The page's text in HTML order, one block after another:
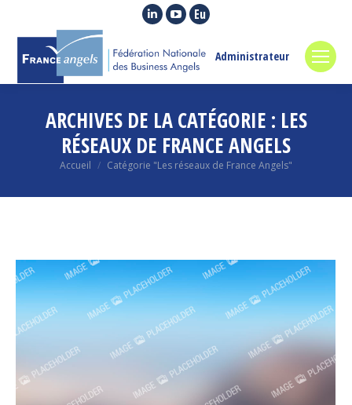
La
LinkedIn
s'ouvre
une
nouvelle
fenêtre
La
YouTube
s'ouvre
une
nouvelle
fenêtre
La
Euroquity
une
nouvelle
fenêtre
Administrateur
ARCHIVES DE LA CATÉGORIE : LES
RÉSEAUX DE FRANCE ANGELS
Vous êtes ici :
Accueil Catégorie "Les réseaux de France Angels"